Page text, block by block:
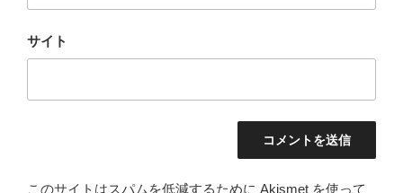
サイト
このサイトはスパムを低減するために Akismet を使って